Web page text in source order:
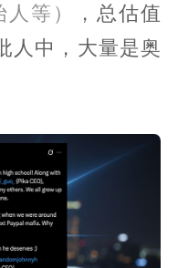
等）
，总估值
人中，大量是奥